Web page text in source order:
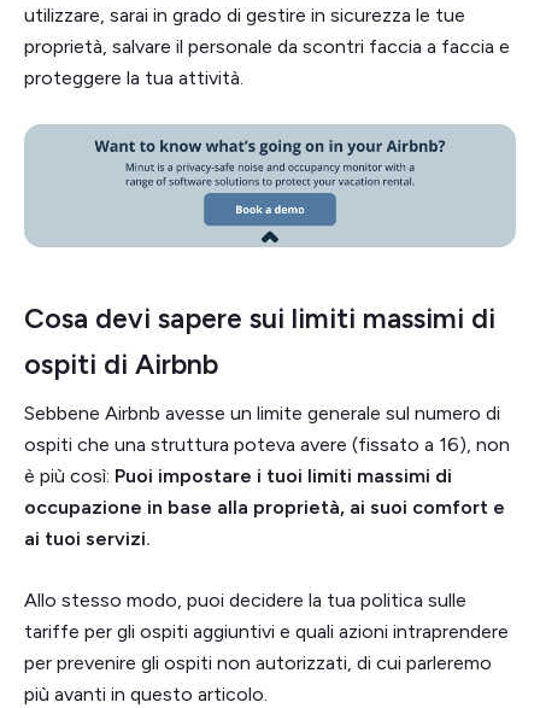
utilizzare, sarai in grado di gestire in sicurezza le tue
proprietà, salvare il personale da scontri faccia a faccia e
proteggere la tua attività.
Cosa devi sapere sui limiti massimi di
ospiti di Airbnb
Sebbene Airbnb avesse un limite generale sul numero di
ospiti che una struttura poteva avere (fissato a 16), non
è più così: Puoi impostare i tuoi limiti massimi di
occupazione in base alla proprietà, ai suoi comfort e
ai tuoi servizi.
Allo stesso modo, puoi decidere la tua politica sulle
tariffe per gli ospiti aggiuntivi e quali azioni intraprendere
per prevenire gli ospiti non autorizzati, di cui parleremo
più avanti in questo articolo.